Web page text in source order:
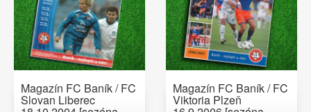
Magazín FC Baník / FC
Slovan Liberec
Magazín FC Baník / FC
Viktoria Plzeň